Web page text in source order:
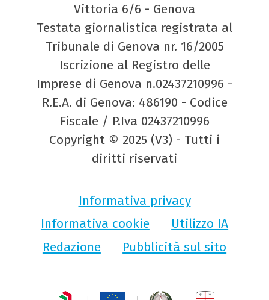
Vittoria 6/6 - Genova
Testata giornalistica registrata al
Tribunale di Genova nr. 16/2005
Iscrizione al Registro delle
Imprese di Genova n.02437210996 -
R.E.A. di Genova: 486190 - Codice
Fiscale / P.Iva 02437210996
Copyright © 2025 (V3) - Tutti i
diritti riservati
Informativa privacy
Informativa cookie
Utilizzo IA
Redazione
Pubblicità sul sito